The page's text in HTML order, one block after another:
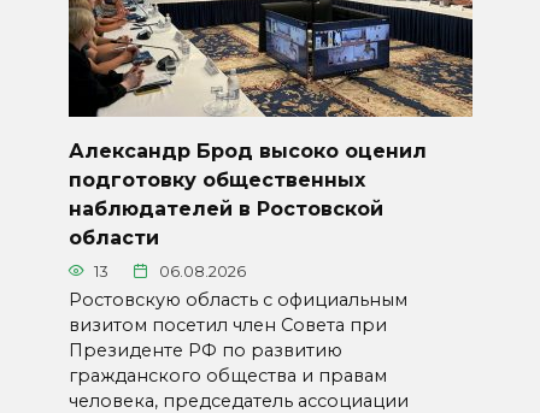
Александр Брод высоко оценил
подготовку общественных
наблюдателей в Ростовской
области
13 06.08.2026
Ростовскую область с официальным
визитом посетил член Совета при
Президенте РФ по развитию
гражданского общества и правам
человека, председатель ассоциации